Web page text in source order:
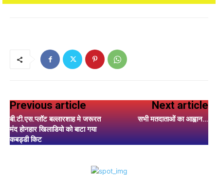
Previous article
बी.टी.एस.प्लॉट बल्लारशाह मे जरूरत
मंद होनहार खिलाडियो को बाटा गया
कबड्डी किट
Next article
सभी मतदाताओं का आह्वान…